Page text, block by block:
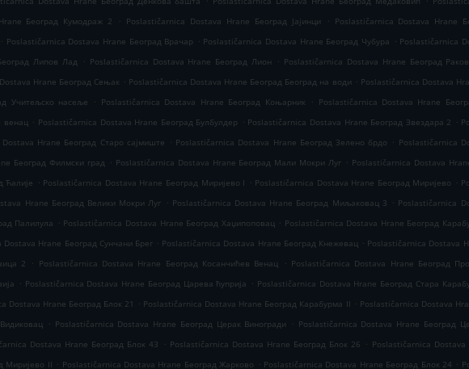
Београд Кумодраж 2 . Poslastičarnica Dostava Hrane Београд Јајинци . Poslastičarnica Dostava Hrane
. Poslastičarnica Dostava Hrane Београд Врачар . Poslastičarnica Dostava Hrane Београд Чубура . Poslastičarnica
Липов Лад . Poslastičarnica Dostava Hrane Београд Лион . Poslastičarnica Dostava Hrane Београд
Hrane Београд Сењак . Poslastičarnica Dostava Hrane Београд Београд на води . Poslastičarnica Dostava
Учитељско насеље . Poslastičarnica Dostava Hrane Београд Коњарник . Poslastičarnica Dostava Hrane
венац . Poslastičarnica Dostava Hrane Београд Булбулдер . Poslastičarnica Dostava Hrane Београд Звездара 2 .
Hrane Београд Старо сајмиште . Poslastičarnica Dostava Hrane Београд Зелено брдо . Poslastičarnica
Београд Филмски град . Poslastičarnica Dostava Hrane Београд Мали Мокри Луг . Poslastičarnica Dostava
Ћалије . Poslastičarnica Dostava Hrane Београд Миријево I . Poslastičarnica Dostava Hrane Београд Миријево .
Hrane Београд Велики Мокри Луг . Poslastičarnica Dostava Hrane Београд Миљаковац 3 . Poslastičarnica
Палилула . Poslastičarnica Dostava Hrane Београд Хаџипоповац . Poslastičarnica Dostava Hrane Београд
Dostava Hrane Београд Сунчани Брег . Poslastičarnica Dostava Hrane Београд Кнежевац . Poslastičarnica Dostava
2 . Poslastičarnica Dostava Hrane Београд Косанчићев Венац . Poslastičarnica Dostava Hrane Београд
. Poslastičarnica Dostava Hrane Београд Царева ћуприја . Poslastičarnica Dostava Hrane Београд Стара
Dostava Hrane Београд Блок 21 . Poslastičarnica Dostava Hrane Београд Карабурма II . Poslastičarnica Dostava
. Poslastičarnica Dostava Hrane Београд Церак Виногради . Poslastičarnica Dostava Hrane Београд
Dostava Hrane Београд Блок 43 . Poslastičarnica Dostava Hrane Београд Блок 26 . Poslastičarnica Dostava
Миријево II . Poslastičarnica Dostava Hrane Београд Жарково . Poslastičarnica Dostava Hrane Београд Блок 24 .